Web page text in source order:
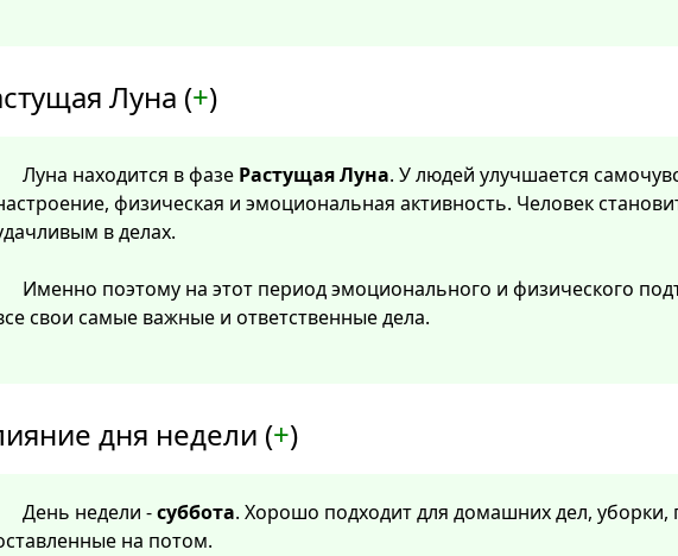
Луна (+)
Луна находится в фазе Растущая Луна. У людей улучшается
физическая и эмоциональная активность. Человек
в делах.
Именно поэтому на этот период эмоционального и физического
свои самые важные и ответственные дела.
дня недели (+)
День недели -суббота. Хорошо подходит для домашних дел, уборки,
на потом.